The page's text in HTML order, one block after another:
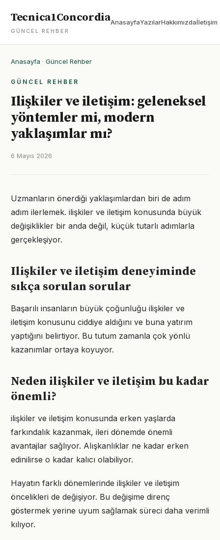
Tecnica1Concordia
GÜNCEL REHBER
AnasayfaYazılarHakkımızdaİletişim
Anasayfa · Güncel Rehber
GÜNCEL REHBER
Ilişkiler ve iletişim: geleneksel
yöntemler mi, modern
yaklaşımlar mı?
6 Mayıs 2026
Uzmanların önerdiği yaklaşımlardan biri de adım
adım ilerlemek. ilişkiler ve iletişim konusunda büyük
değişiklikler bir anda değil, küçük tutarlı adımlarla
gerçekleşiyor.
Ilişkiler ve iletişim deneyiminde
sıkça sorulan sorular
Başarılı insanların büyük çoğunluğu ilişkiler ve
iletişim konusunu ciddiye aldığını ve buna yatırım
yaptığını belirtiyor. Bu tutum zamanla çok yönlü
kazanımlar ortaya koyuyor.
Neden ilişkiler ve iletişim bu kadar
önemli?
ilişkiler ve iletişim konusunda erken yaşlarda
farkındalık kazanmak, ileri dönemde önemli
avantajlar sağlıyor. Alışkanlıklar ne kadar erken
edinilirse o kadar kalıcı olabiliyor.
Hayatın farklı dönemlerinde ilişkiler ve iletişim
öncelikleri de değişiyor. Bu değişime direnç
göstermek yerine uyum sağlamak süreci daha verimli
kılıyor.